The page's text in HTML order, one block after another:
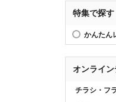
特集で探す
かんたん
オンライ
チラシ・フ